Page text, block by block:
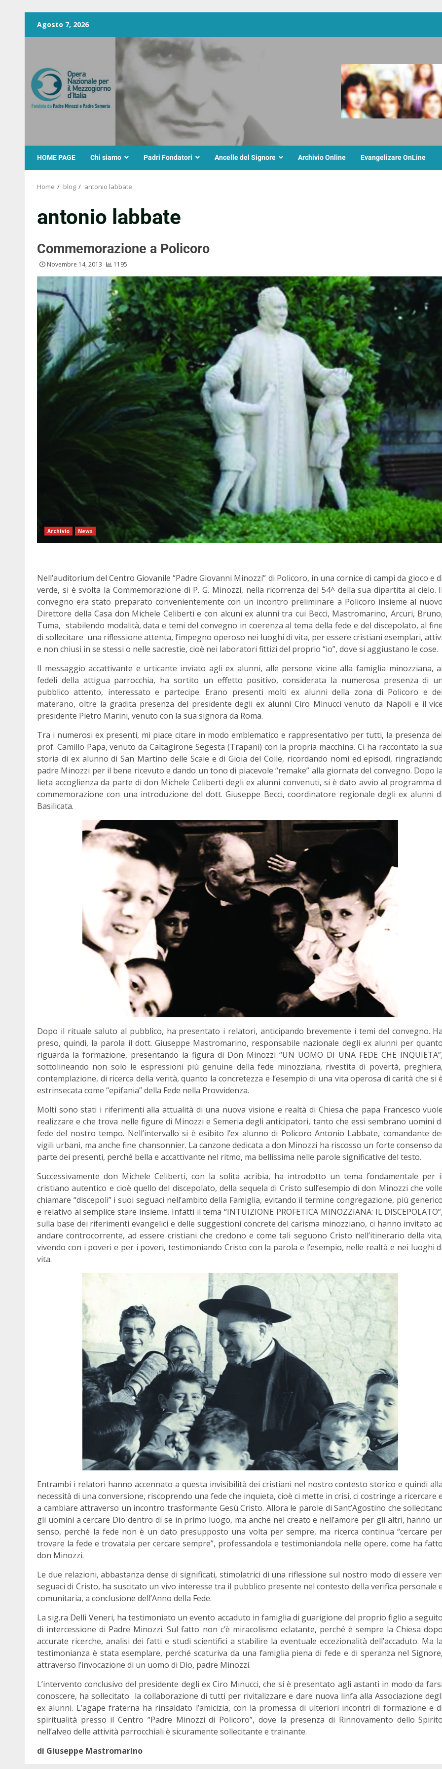
Agosto 7, 2026
HOME PAGE Chi siamo Padri Fondatori Ancelle del Signore Archivio Online Evangelizare OnLine
Home blog antonio labbate
antonio labbate
Commemorazione a Policoro
Novembre 14, 2013 1195
Archivio News
Nell’auditorium del Centro Giovanile “Padre Giovanni Minozzi” di Policoro, in una cornice di campi da gioco e di
verde, si è svolta la Commemorazione di P. G. Minozzi, nella ricorrenza del 54^ della sua dipartita al cielo. Il
convegno era stato preparato convenientemente con un incontro preliminare a Policoro insieme al nuovo
Direttore della Casa don Michele Celiberti e con alcuni ex alunni tra cui Becci, Mastromarino, Arcuri, Bruno,
Tuma, stabilendo modalità, data e temi del convegno in coerenza al tema della fede e del discepolato, al fine
di sollecitare una riflessione attenta, l’impegno operoso nei luoghi di vita, per essere cristiani esemplari, attivi
e non chiusi in se stessi o nelle sacrestie, cioè nei laboratori fittizi del proprio “io”, dove si aggiustano le cose.
Il messaggio accattivante e urticante inviato agli ex alunni, alle persone vicine alla famiglia minozziana, ai
fedeli della attigua parrocchia, ha sortito un effetto positivo, considerata la numerosa presenza di un
pubblico attento, interessato e partecipe. Erano presenti molti ex alunni della zona di Policoro e del
materano, oltre la gradita presenza del presidente degli ex alunni Ciro Minucci venuto da Napoli e il vice
presidente Pietro Marini, venuto con la sua signora da Roma.
Tra i numerosi ex presenti, mi piace citare in modo emblematico e rappresentativo per tutti, la presenza del
prof. Camillo Papa, venuto da Caltagirone Segesta (Trapani) con la propria macchina. Ci ha raccontato la sua
storia di ex alunno di San Martino delle Scale e di Gioia del Colle, ricordando nomi ed episodi, ringraziando
padre Minozzi per il bene ricevuto e dando un tono di piacevole “remake” alla giornata del convegno. Dopo la
lieta accoglienza da parte di don Michele Celiberti degli ex alunni convenuti, si è dato avvio al programma di
commemorazione con una introduzione del dott. Giuseppe Becci, coordinatore regionale degli ex alunni di
Basilicata.
Dopo il rituale saluto al pubblico, ha presentato i relatori, anticipando brevemente i temi del convegno. Ha
preso, quindi, la parola il dott. Giuseppe Mastromarino, responsabile nazionale degli ex alunni per quanto
riguarda la formazione, presentando la figura di Don Minozzi “UN UOMO DI UNA FEDE CHE INQUIETA”,
sottolineando non solo le espressioni più genuine della fede minozziana, rivestita di povertà, preghiera,
contemplazione, di ricerca della verità, quanto la concretezza e l’esempio di una vita operosa di carità che si è
estrinsecata come “epifania” della Fede nella Provvidenza.
Molti sono stati i riferimenti alla attualità di una nuova visione e realtà di Chiesa che papa Francesco vuole
realizzare e che trova nelle figure di Minozzi e Semeria degli anticipatori, tanto che essi sembrano uomini di
fede del nostro tempo. Nell’intervallo si è esibito l’ex alunno di Policoro Antonio Labbate, comandante dei
vigili urbani, ma anche fine chansonnier. La canzone dedicata a don Minozzi ha riscosso un forte consenso da
parte dei presenti, perché bella e accattivante nel ritmo, ma bellissima nelle parole significative del testo.
Successivamente don Michele Celiberti, con la solita acribia, ha introdotto un tema fondamentale per il
cristiano autentico e cioè quello del discepolato, della sequela di Cristo sull’esempio di don Minozzi che volle
chiamare “discepoli” i suoi seguaci nell’ambito della Famiglia, evitando il termine congregazione, più generico
e relativo al semplice stare insieme. Infatti il tema “INTUIZIONE PROFETICA MINOZZIANA: IL DISCEPOLATO”,
sulla base dei riferimenti evangelici e delle suggestioni concrete del carisma minozziano, ci hanno invitato ad
andare controcorrente, ad essere cristiani che credono e come tali seguono Cristo nell’itinerario della vita,
vivendo con i poveri e per i poveri, testimoniando Cristo con la parola e l’esempio, nelle realtà e nei luoghi di
vita.
Entrambi i relatori hanno accennato a questa invisibilità dei cristiani nel nostro contesto storico e quindi alla
necessità di una conversione, riscoprendo una fede che inquieta, cioè ci mette in crisi, ci costringe a ricercare e
a cambiare attraverso un incontro trasformante Gesù Cristo. Allora le parole di Sant’Agostino che sollecitano
gli uomini a cercare Dio dentro di se in primo luogo, ma anche nel creato e nell’amore per gli altri, hanno un
senso, perché la fede non è un dato presupposto una volta per sempre, ma ricerca continua “cercare
trovare la fede e trovatala per cercare sempre”, professandola e testimoniandola nelle opere, come ha fatto
don Minozzi.
Le due relazioni, abbastanza dense di significati, stimolatrici di una riflessione sul nostro modo di essere veri
seguaci di Cristo, ha suscitato un vivo interesse tra il pubblico presente nel contesto della verifica personale e
comunitaria, a conclusione dell’Anno della Fede.
La sig.ra Delli Veneri, ha testimoniato un evento accaduto in famiglia di guarigione del proprio figlio a seguito
di intercessione di Padre Minozzi. Sul fatto non c’è miracolismo eclatante, perché è sempre la Chiesa dopo
accurate ricerche, analisi dei fatti e studi scientifici a stabilire la eventuale eccezionalità dell’accaduto. Ma la
testimonianza è stata esemplare, perché scaturiva da una famiglia piena di fede e di speranza nel Signore,
attraverso l’invocazione di un uomo di Dio, padre Minozzi.
L’intervento conclusivo del presidente degli ex Ciro Minucci, che si è presentato agli astanti in modo da farsi
conoscere, ha sollecitato la collaborazione di tutti per rivitalizzare e dare nuova linfa alla Associazione degli
ex alunni. L’agape fraterna ha rinsaldato l’amicizia, con la promessa di ulteriori incontri di formazione e di
spiritualità presso il Centro “Padre Minozzi di Policoro”, dove la presenza di Rinnovamento dello Spirito
nell’alveo delle attività parrocchiali è sicuramente sollecitante e trainante.
di Giuseppe Mastromarino